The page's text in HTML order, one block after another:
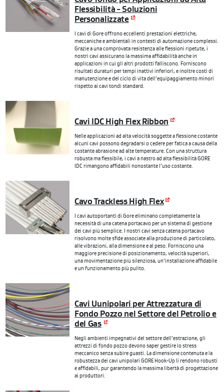
Flessibilità - Soluzioni
Personalizzate
I cavi di Gore offrono eccellenti prestazioni elettriche,
meccaniche e ambientali in contesti di automazione complessi.
Grazie a una comprovata resistenza alle flessioni ripetute, i
nostri cavi assicurano la massima affidabilità anche in
applicazioni in cui gli altri prodotti falliscono. Forniscono
risultati duraturi per tempi inattivi inferiori, e inoltre costi di
manutenzione e del ciclo di vita dell’equipaggiamento minori
rispetto ai cavi tondi standard.
Cavi IDC High Flex Ribbon
Nelle applicazioni ad alta velocità soggette a flessione costante
alcuni cavi possono degradarsi o cedere per fatica a causa della
costante abrasione ad alte temperature. Con una struttura
robusta ma flessibile, i cavi a nastro ad alta flessibilità GORE
IDC rimangono affidabili nonostante l’uso costante.
Cavo Trackless High Flex
I cavi autoportanti di Gore eliminano completamente la
necessità di una catena portacavo per un sistema di gestione
dei cavi più semplice. I nostri cavi senza catena portacavo
risolvono molte sfide associate alla produzione di particolato,
alle vibrazioni, alla dimensione e al peso. Forniscono una
maggiore precisione di posizionamento, velocità superiori,
una movimentazione più silenziosa, un’installazione affidabile
e un funzionamento più pulito.
Cavi Uunipolari per Attrezzatura di
Fondo Pozzo nel Settore del Petrolio e
del Gas
Negli ambienti impegnativi del settore dell’estrazione, gli
attrezzi di fondo pozzo devono saper gestire lo stress
meccanico senza subire guasti. La dimensione contenuta e la
robustezza dei cavi unipolari GORE Hook-Up li rendono robusti
e affidabili, pur garantendo la massima libertà di progettazione
ai produttori.